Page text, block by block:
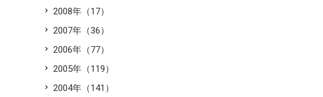
2008年（17）
2007年（36）
2006年（77）
2005年（119）
2004年（141）